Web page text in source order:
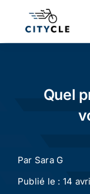
Cyclisme urbain
Quel
Par Sara G
Publié le : 14